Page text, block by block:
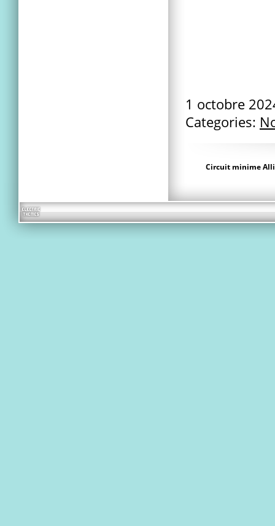
1 octobre
Categories:
Circuit minime